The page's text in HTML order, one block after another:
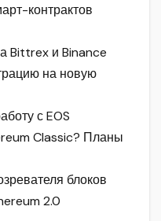
контрактов
Bittrex и Binance
на новую
с EOS
Classic? Планы
блоков
2.0